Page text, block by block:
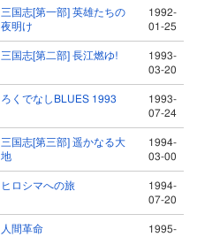
三国志[第一部] 英雄たちの
夜明け
1992-
01-25
三国志[第二部] 長江燃ゆ!
1993-
03-20
ろくでなしBLUES 1993
1993-
07-24
三国志[第三部] 遥かなる大
地
1994-
03-00
ヒロシマへの旅
1994-
07-20
人間革命
1995-